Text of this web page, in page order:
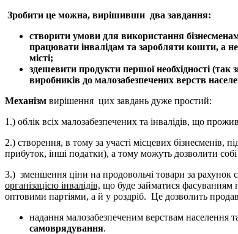
Зробити це можна, вирішивши два завдання:
створити умови для використання
працювати інвалідам та заробляти кошти, а не
місті;
здешевити продукти першої необхідності
виробників до малозабезпечених верств
Механізм вирішення цих завдань дуже простий:
1.) облік всіх малозабезпечених та інвалідів, що
2.) створення, в тому за участі місцевих бізнесменів,
прибуток, інші податки), а тому можуть дозволити
3.) зменшення ціни на продовольчі товари за
організацією інвалідів, що буде займатися фасуванням
оптовими партіями, а й у роздріб. Це дозволить
надання малозабезпеченим верствам населення
самоврядування.